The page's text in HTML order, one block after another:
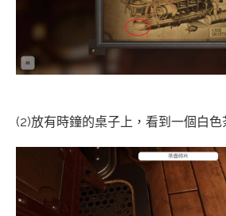
(2)放有時鐘的桌子上，看到一個白